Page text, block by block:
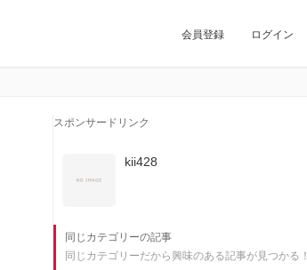
会員登録 ログイン
スポンサードリンク
kii428
同じカテゴリーの記事
同じカテゴリーだから興味のある記事が見つかる！